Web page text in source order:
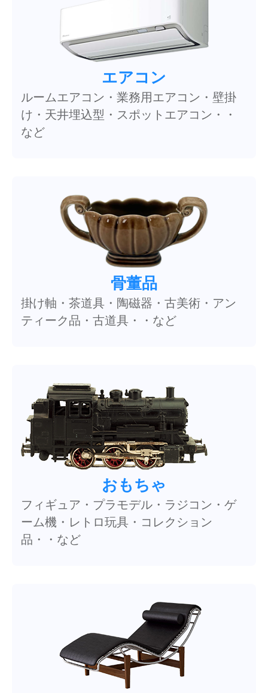
エアコン
ルームエアコン・業務用エアコン・壁掛
け・天井埋込型・スポットエアコン・・
など
骨董品
掛け軸・茶道具・陶磁器・古美術・アン
ティーク品・古道具・・など
おもちゃ
フィギュア・プラモデル・ラジコン・ゲ
ーム機・レトロ玩具・コレクション
品・・など